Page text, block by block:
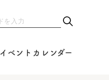
イベントカレンダー